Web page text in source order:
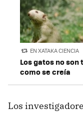
EN XATAKA CIENCIA
Los gatos no
como se creía
Los